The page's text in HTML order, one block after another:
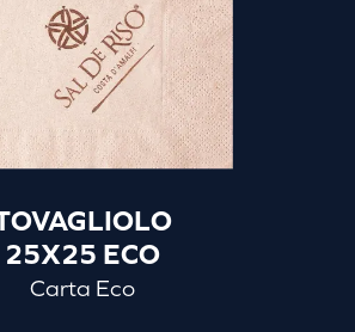
25X25 ECO
Carta Eco